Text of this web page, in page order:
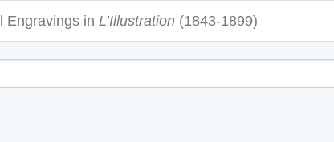
Engravings in L’Illustration (1843-1899)